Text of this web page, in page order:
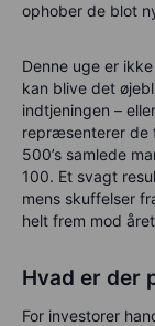
ophober de blot
Denne uge er
kan blive det
indtjeningen –
repræsenterer de
500’s samlede
100. Et svagt
mens skuffelser
helt frem mod
Hvad er der
For investorer